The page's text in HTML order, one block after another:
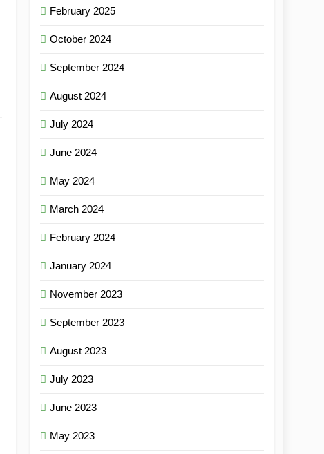
February 2025
October 2024
September 2024
August 2024
July 2024
June 2024
May 2024
March 2024
February 2024
January 2024
November 2023
September 2023
August 2023
July 2023
June 2023
May 2023